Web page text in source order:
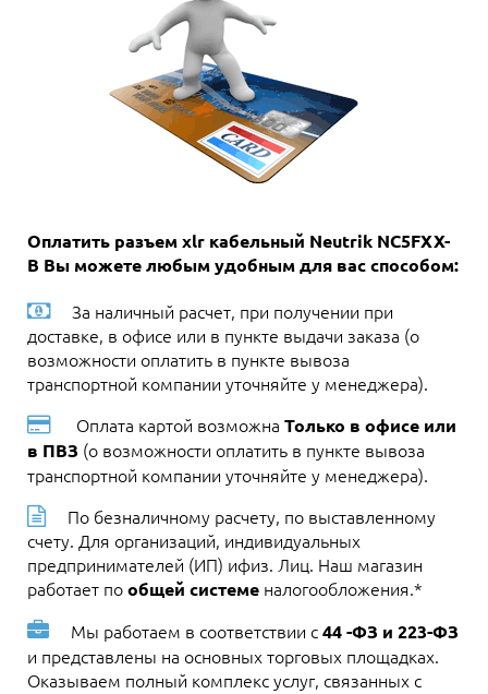
Оплатить разъем xlr кабельный Neutrik NC5FXX-
B Вы можете любым удобным для вас способом:
За наличный расчет, при получении при
доставке, в офисе или в пункте выдачи заказа (о
возможности оплатить в пункте вывоза
транспортной компании уточняйте у менеджера).
Оплата картой возможна Только в офисе или
в ПВЗ (о возможности оплатить в пункте вывоза
транспортной компании уточняйте у менеджера).
По безналичному расчету, по выставленному
счету. Для организаций, индивидуальных
предпринимателей (ИП) ифиз. Лиц. Наш магазин
работает пообщей системе налогообложения.*
Мы работаем в соответствии с44 -ФЗ и 223-ФЗ
и представлены на основных торговых площадках.
Оказываем полный комплекс услуг, связанных с